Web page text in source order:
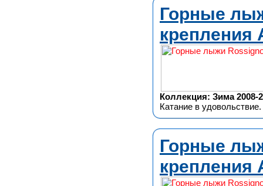
Горные
крепления
Коллекция: Зима 2008-
Катание в
Горные
крепления